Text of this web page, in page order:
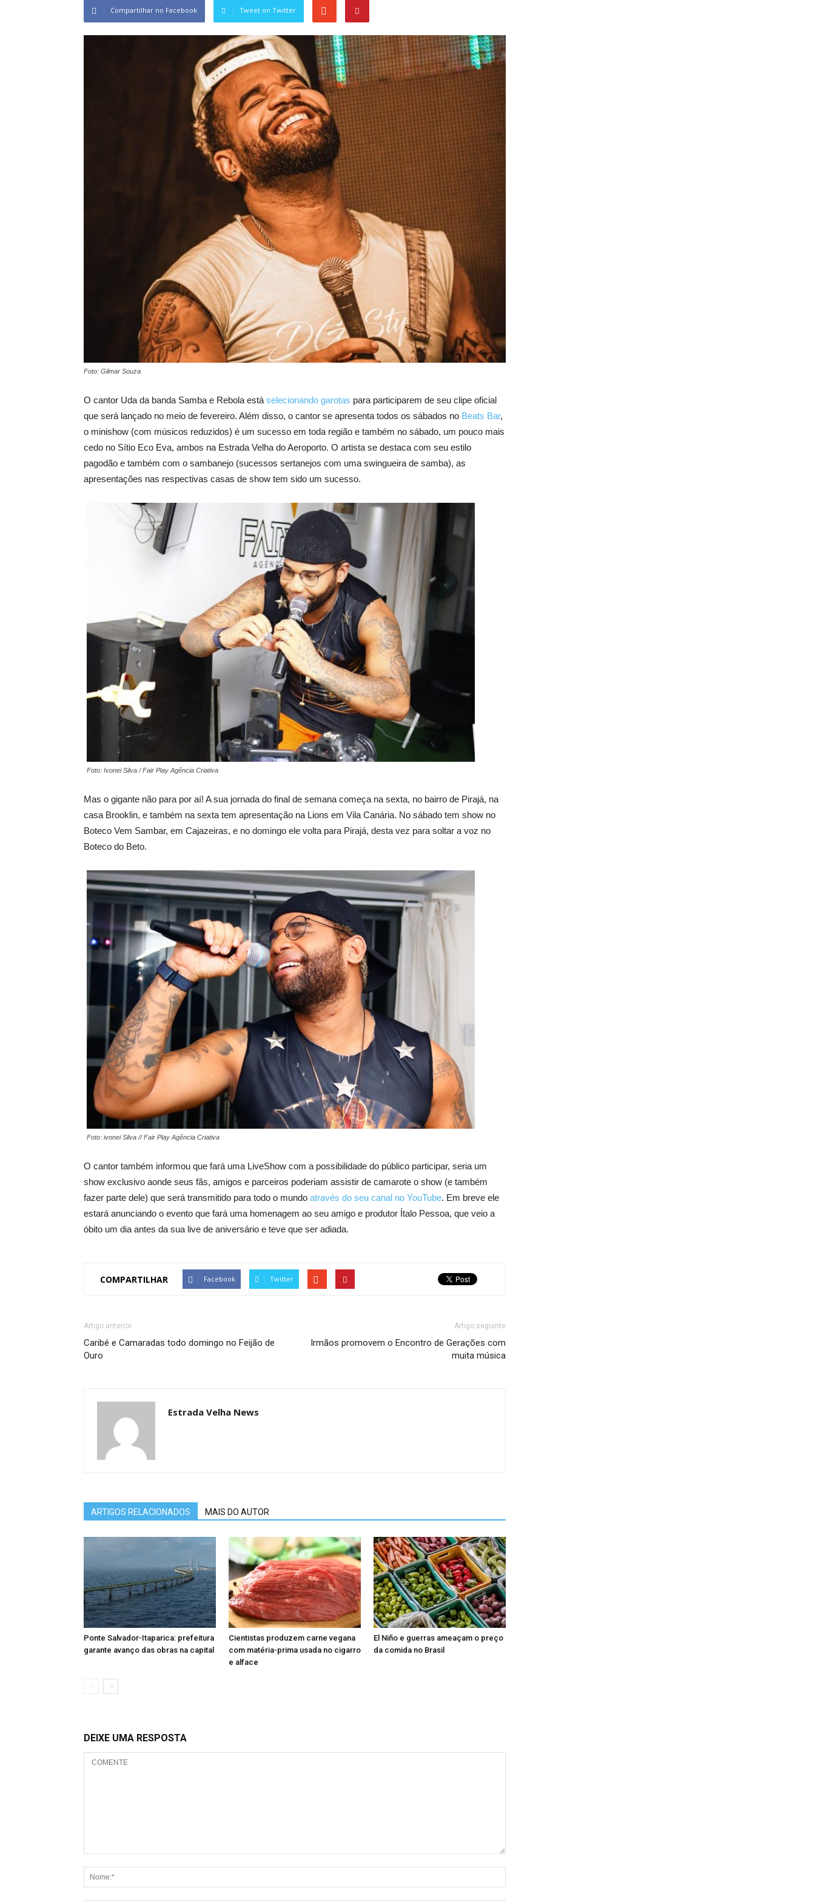
Compartilhar no Facebook Tweet on Twitter
Foto: Gilmar Souza
O cantor Uda da banda Samba e Rebola está selecionando garotas para participarem de seu clipe oficial
que será lançado no meio de fevereiro. Além disso, o cantor se apresenta todos os sábados no Beats Bar,
o minishow (com músicos reduzidos) é um sucesso em toda região e também no sábado, um pouco mais
cedo no Sítio Eco Eva, ambos na Estrada Velha do Aeroporto. O artista se destaca com seu estilo
pagodão e também com o sambanejo (sucessos sertanejos com uma swingueira de samba), as
apresentações nas respectivas casas de show tem sido um sucesso.
Foto: Ivonei Silva / Fair Play Agência Criativa
Mas o gigante não para por aí! A sua jornada do final de semana começa na sexta, no bairro de Pirajá, na
casa Brooklin, e também na sexta tem apresentação na Lions em Vila Canária. No sábado tem show no
Boteco Vem Sambar, em Cajazeiras, e no domingo ele volta para Pirajá, desta vez para soltar a voz no
Boteco do Beto.
Foto: ivonei Silva // Fair Play Agência Criativa
O cantor também informou que fará uma LiveShow com a possibilidade do público participar, seria um
show exclusivo aonde seus fãs, amigos e parceiros poderiam assistir de camarote o show (e também
fazer parte dele) que será transmitido para todo o mundo através do seu canal no YouTube. Em breve ele
estará anunciando o evento que fará uma homenagem ao seu amigo e produtor Ítalo Pessoa, que veio a
óbito um dia antes da sua live de aniversário e teve que ser adiada.
COMPARTILHAR Facebook Twitter
Artigo anterior
Caribé e Camaradas todo domingo no Feijão de
Ouro
Artigo seguinte
Irmãos promovem o Encontro de Gerações com
muita música
Estrada Velha News
ARTIGOS RELACIONADOS MAIS DO AUTOR
Ponte Salvador-Itaparica: prefeitura
garante avanço das obras na capital
Cientistas produzem carne vegana
com matéria-prima usada no cigarro
e alface
El Niño e guerras ameaçam o preço
da comida no Brasil
DEIXE UMA RESPOSTA